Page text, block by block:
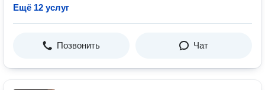
Ещё 12 услуг
Позвонить Чат